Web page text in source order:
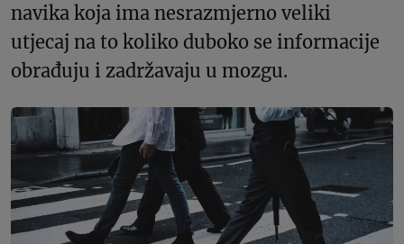
navika koja ima nesrazmjerno veliki
utjecaj na to koliko duboko se informacije
obrađuju i zadržavaju u mozgu.